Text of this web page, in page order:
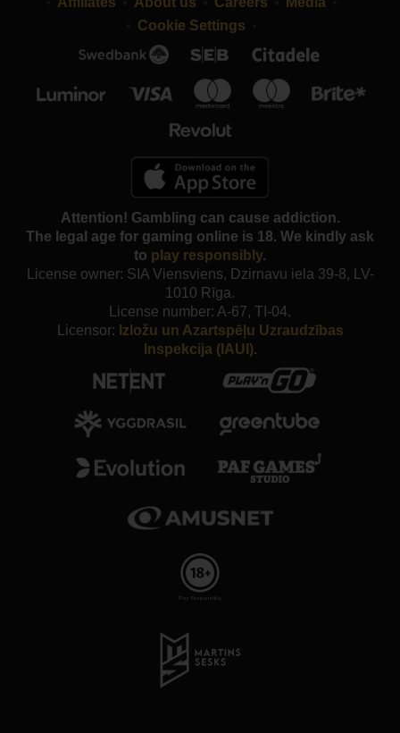
Cookie Settings
Attention! Gambling can cause addiction.
The legal age for gaming online is 18. We kindly ask
to play responsibly.
License owner: SIA Viensviens, Dzirnavu iela 39-8, LV-
1010 Rīga.
License number: A-67, TI-04.
Licensor: Izložu un Azartspēļu Uzraudzības
Inspekcija (IAUI).